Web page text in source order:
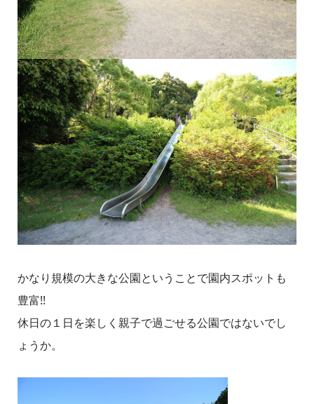
かなり規模の大きな公園ということで園内スポットも
豊富!!
休日の１日を楽しく親子で過ごせる公園ではないでし
ょうか。